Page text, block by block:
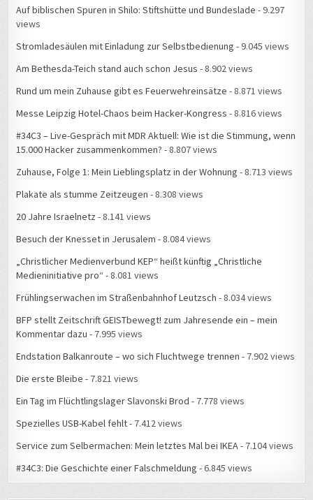
Stromladesäulen mit Einladung zur Selbstbedienung- 9.045 views
15.000 Hacker zusammenkommen?- 8.807 views
Zuhause, Folge 1: Mein Lieblingsplatz in der Wohnung- 8.713 views
Medieninitiative pro“- 8.081 views
Frühlingserwachen im Straßenbahnhof Leutzsch- 8.034 views
Kommentar dazu- 7.995 views
Endstation Balkanroute – wo sich Fluchtwege trennen- 7.902 views
WAS ERLEBTE ICH WANN?